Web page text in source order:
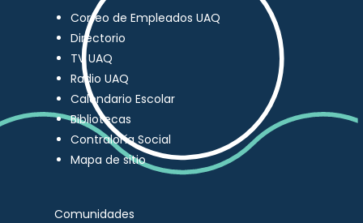
Correo de Empleados UAQ
Directorio
TV UAQ
Radio UAQ
Calendario Escolar
Bibliotecas
Contraloría Social
Mapa de sitio
Comunidades